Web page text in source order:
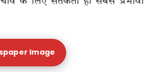
Image